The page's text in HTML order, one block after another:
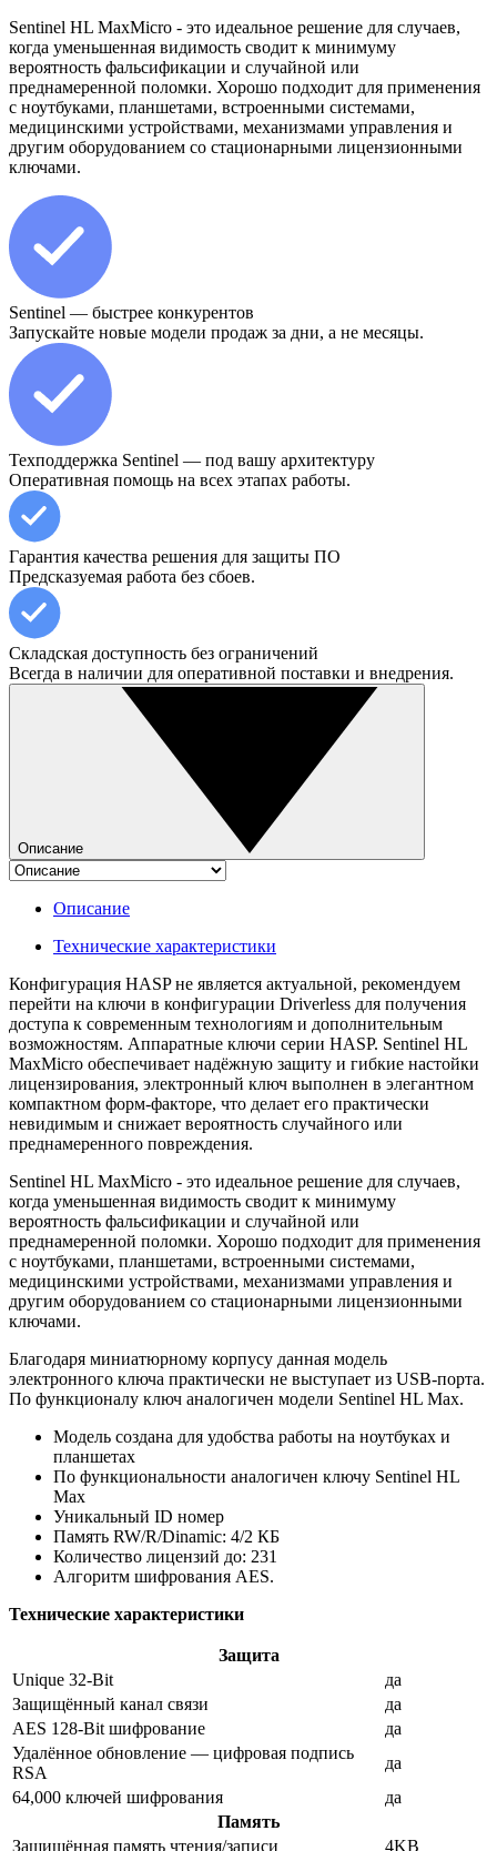
Sentinel HL MaxMicro - это идеальное решение для случаев,
когда уменьшенная видимость сводит к минимуму
вероятность фальсификации и случайной или
преднамеренной поломки. Хорошо подходит для применения
с ноутбуками, планшетами, встроенными системами,
медицинскими устройствами, механизмами управления и
другим оборудованием со стационарными лицензионными
ключами.
Sentinel — быстрее конкурентов
Запускайте новые модели продаж за дни, а не месяцы.
Техподдержка Sentinel — под вашу архитектуру
Оперативная помощь на всех этапах работы.
Гарантия качества решения для защиты ПО
Предсказуемая работа без сбоев.
Складская доступность без ограничений
Всегда в наличии для оперативной поставки и внедрения.
Описание
Описание
Технические характеристики
Конфигурация HASP не является актуальной, рекомендуем
перейти на ключи в конфигурации Driverless для получения
доступа к современным технологиям и дополнительным
возможностям. Аппаратные ключи серии HASP. Sentinel HL
MaxMicro обеспечивает надёжную защиту и гибкие настойки
лицензирования, электронный ключ выполнен в элегантном
компактном форм-факторе, что делает его практически
невидимым и снижает вероятность случайного или
преднамеренного повреждения.
Sentinel HL MaxMicro - это идеальное решение для случаев,
когда уменьшенная видимость сводит к минимуму
вероятность фальсификации и случайной или
преднамеренной поломки. Хорошо подходит для применения
с ноутбуками, планшетами, встроенными системами,
медицинскими устройствами, механизмами управления и
другим оборудованием со стационарными лицензионными
ключами.
Благодаря миниатюрному корпусу данная модель
электронного ключа практически не выступает из USB-порта.
По функционалу ключ аналогичен модели Sentinel HL Max.
Модель создана для удобства работы на ноутбуках и
планшетах
По функциональности аналогичен ключу Sentinel HL
Max
Уникальный ID номер
Память RW/R/Dinamic: 4/2 КБ
Количество лицензий до: 231
Алгоритм шифрования AES.
Технические характеристики
Защита
Unique 32-Bit
да
Защищённый канал связи
да
AES 128-Bit шифрование
да
Удалённое обновление — цифровая подпись
RSA
да
64,000 ключей шифрования
да
Память
Защищённая память чтения/записи
4KB